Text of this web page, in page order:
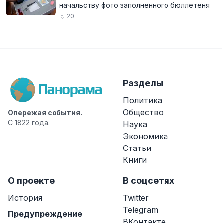
начальству фото заполненного бюллетеня
20
Опережая события.
С 1822 года.
Разделы
Политика
Общество
Наука
Экономика
Статьи
Книги
О проекте
История
Предупреждение
В соцсетях
Twitter
Telegram